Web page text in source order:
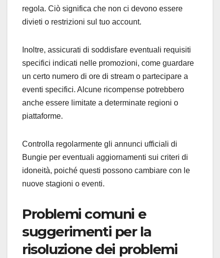
regola. Ciò significa che non ci devono essere
divieti o restrizioni sul tuo account.
Inoltre, assicurati di soddisfare eventuali requisiti
specifici indicati nelle promozioni, come guardare
un certo numero di ore di stream o partecipare a
eventi specifici. Alcune ricompense potrebbero
anche essere limitate a determinate regioni o
piattaforme.
Controlla regolarmente gli annunci ufficiali di
Bungie per eventuali aggiornamenti sui criteri di
idoneità, poiché questi possono cambiare con le
nuove stagioni o eventi.
Problemi comuni e
suggerimenti per la
risoluzione dei problemi